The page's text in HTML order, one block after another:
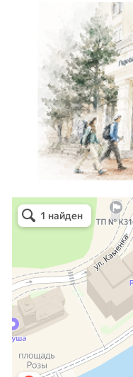
Горный клуб Спорт-Марафон
Горнолыжная школа в Сочи
Туристический клуб в Сочи